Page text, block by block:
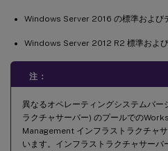
Windows Server 2016 の標準および
Windows Server 2012 R2 標準およ
注：
異なるオペレーティングシステムバー
ラクチャサーバー) のプールでの
Management インフラストラクチャ
います。インフラストラクチャサー